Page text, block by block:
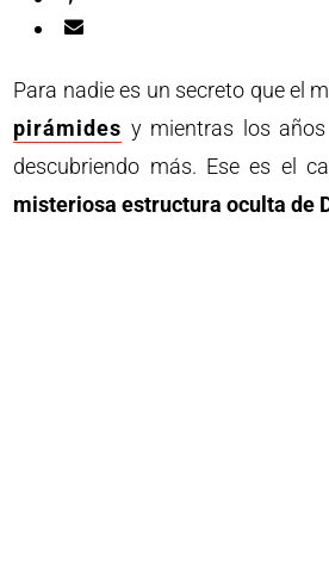
Para nadie es un secreto que el
pirámides y mientras los
descubriendo más. Ese es el
misteriosa estructura oculta de